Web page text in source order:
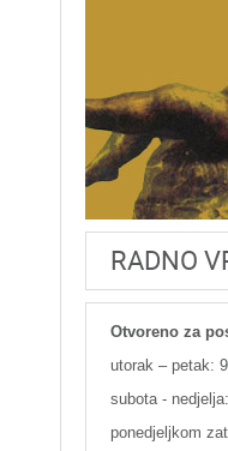
RADNO
Otvoreno za
utorak – petak:
subota -
ponedjeljkom